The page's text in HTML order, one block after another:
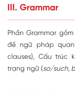
III. Grammar
Phần Grammar
đề ngữ pháp
clauses), Cấu trúc
trạng ngữ (so/such,